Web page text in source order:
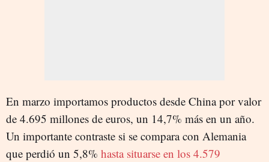
En marzo importamos productos desde China por valor
de 4.695 millones de euros, un 14,7% más en un año.
Un importante contraste si se compara con Alemania
que perdió un 5,8% hasta situarse en los 4.579